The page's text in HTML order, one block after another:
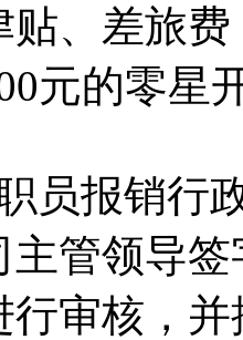
贴、差旅
元的零星
销行政
主管领导
行审核，